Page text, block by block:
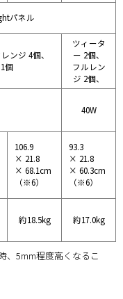
パネル
ンジ 4個、
個
ツィータ
ー 2個、
フルレン
ジ 2個、
40W
106.9
× 21.8
× 68.1cm
（※6）
93.3
× 21.8
× 60.3cm
（※6）
約18.5kg 約17.0kg
、5mm程度高くなるこ